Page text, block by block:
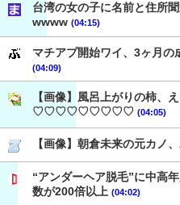
台湾の女の子に名前と住所
wwww (04:15)
マチアプ開始ワイ、3ヶ月
(04:09)
【画像】風呂上がりの柿、
♡♡♡♡♡♡♡♡♡ (04:05)
【画像】朝倉未来の元カノ
“アンダーヘア脱毛”に中高
数が200倍以上 (04:02)